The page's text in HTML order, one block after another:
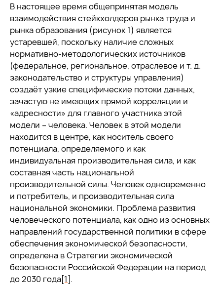
В настоящее время общепринятая модель
взаимодействия стейкхолдеров рынка труда и
рынка образования (рисунок 1) является
устаревшей, поскольку наличие сложных
нормативно-методологических источников
(федеральное, региональное, отраслевое и т. д.
законодательство и структуры управления)
создаёт узкие специфические потоки данных,
зачастую не имеющих прямой корреляции и
«адресности» для главного участника этой
модели – человека. Человек в этой модели
находится в центре, как носитель своего
потенциала, определяемого и как
индивидуальная производительная сила, и как
составная часть национальной
производительной силы. Человек одновременно
и потребитель, и производительная сила
национальной экономики. Проблема развития
человеческого потенциала, как одно из основных
направлений государственной политики в сфере
обеспечения экономической безопасности,
определена в Стратегии экономической
безопасности Российской Федерации на период
до 2030 года[1].